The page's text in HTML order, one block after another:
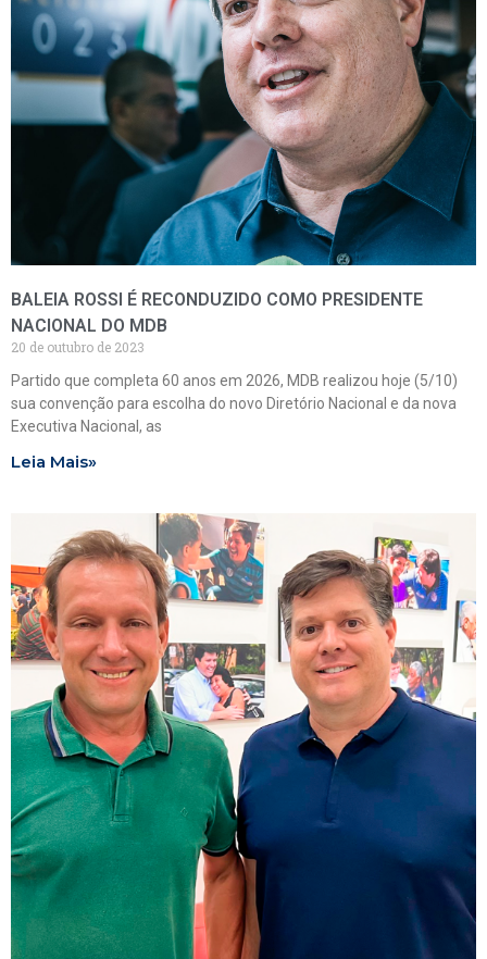
BALEIA ROSSI É RECONDUZIDO COMO PRESIDENTE
NACIONAL DO MDB
20 de outubro de 2023
Partido que completa 60 anos em 2026, MDB realizou hoje (5/10)
sua convenção para escolha do novo Diretório Nacional e da nova
Executiva Nacional, as
Leia Mais»